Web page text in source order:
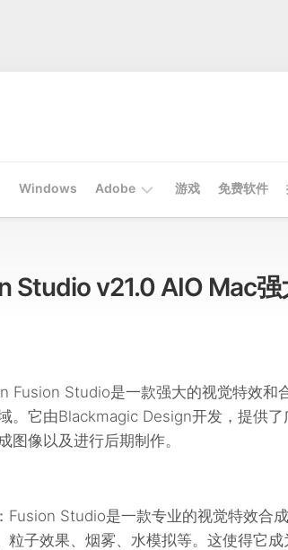
Windows Adobe 游戏 免费软件
Studio v21.0 AIO Mac
Fusion Studio是一款强大的视觉特效和
。它由Blackmagic Design开发，提供
图像以及进行后期制作。
：Fusion Studio是一款专业的视觉特效合
粒子效果、烟雾、水模拟等。这使得它